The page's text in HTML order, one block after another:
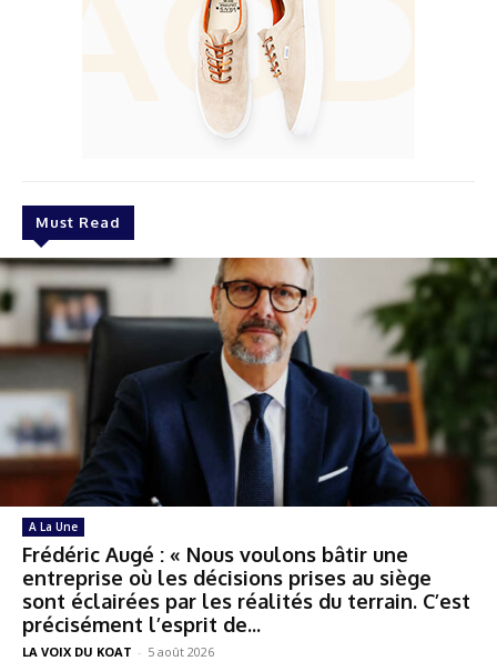
Must Read
A La Une
Frédéric Augé : « Nous voulons bâtir une
entreprise où les décisions prises au siège
sont éclairées par les réalités du terrain. C’est
précisément l’esprit de...
LA VOIX DU KOAT - 5 août 2026